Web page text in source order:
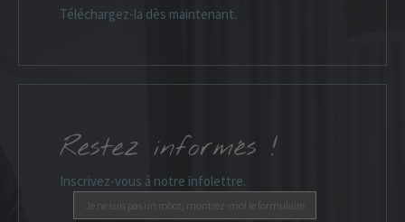
Téléchargez-la dès maintenant.
Restez informés !
Inscrivez-vous à notre infolettre.
Je ne suis pas un robot, montrez-moi le formulaire